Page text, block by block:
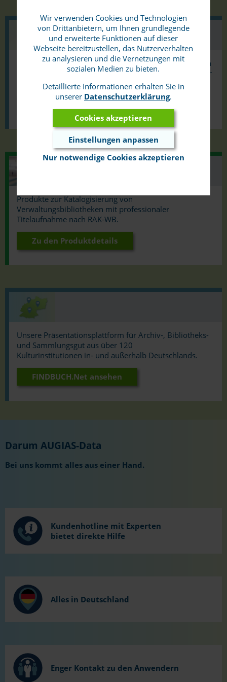
Import/Export-Tools, Module zur Weitergabe von Daten
an Archivportale oder digitale Langzeitarchive sowie zur
Übernahme aus Dokumentenmanagement-Systemen.
Produkte zur Katalogisierung von
Verwaltungsbibliotheken mit professionaler
Titelaufnahme nach RAK-WB.
Zu den Produktdetails
Unsere Präsentationsplattform für Archiv-, Bibliotheks-
und Sammlungsgut aus über 120
Kulturinstitutionen in- und außerhalb Deutschlands.
FINDBUCH.Net ansehen
Darum AUGIAS-Data
Bei uns kommt alles aus einer Hand.
Kundenhotline mit Experten
bietet direkte Hilfe
Alles in Deutschland
Enger Kontakt zu den Anwendern
Wir verwenden Cookies und Technologien
von Drittanbietern, um Ihnen grundlegende
und erweiterte Funktionen auf dieser
Webseite bereitzustellen, das Nutzerverhalten
zu analysieren und die Vernetzungen mit
sozialen Medien zu bieten.
Detaillierte Informationen erhalten Sie in
unserer Datenschutzerklärung.
Cookies akzeptieren
Einstellungen anpassen
Nur notwendige Cookies akzeptieren